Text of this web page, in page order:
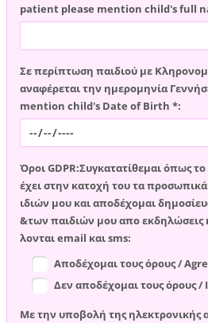
patient please mention child's full
Σε περίπτωση παιδιού με
αναφέρεται την ημερομηνία
mention child's Date of Birth *:
Όροι GDPR:Συγκατατίθεμαι όπως
έχει στην κατοχή του τα
ιδιών μου και αποδέχομαι
&των παιδιών μου απο εκδηλώσεις
λονται email και sms:
Αποδέχομαι τους όρους /
Δεν αποδέχομαι τους όρους /
Με την υποβολή της